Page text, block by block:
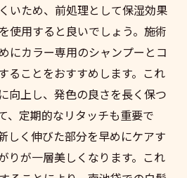
いため、前処理として保湿効果
使用すると良いでしょう。施術
にカラー専用のシャンプーとコ
ることをおすすめします。これ
向上し、発色の良さを長く保つ
、定期的なリタッチも重要で
しく伸びた部分を早めにケアす
りが一層美しくなります。これ